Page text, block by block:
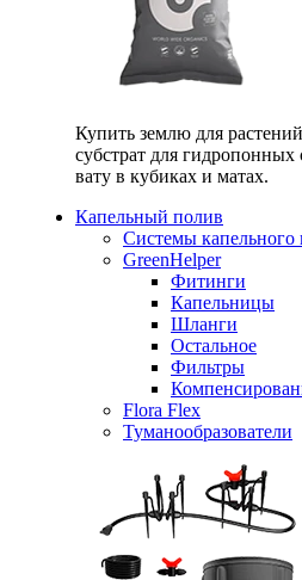
Купить землю для
субстрат для
вату в кубиках и матах.
Капельный полив
Системы капельного
GreenHelper
Фитинги
Капельницы
Шланги
Остальное
Фильтры
Flora Flex
Туманообразователи